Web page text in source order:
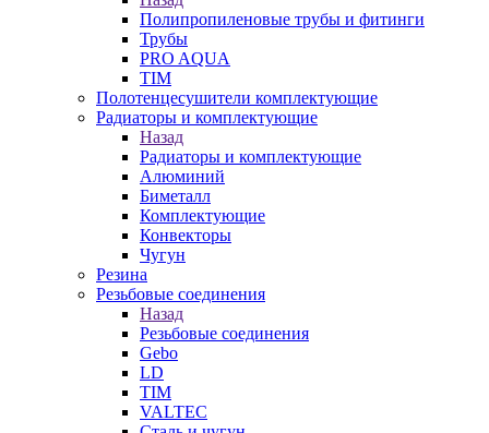
Полипропиленовые трубы и фитинги
Трубы
PRO AQUA
TIM
Полотенцесушители комплектующие
Радиаторы и комплектующие
Назад
Радиаторы и комплектующие
Алюминий
Биметалл
Комплектующие
Конвекторы
Чугун
Резина
Резьбовые соединения
Назад
Резьбовые соединения
Gebo
LD
TIM
VALTEC